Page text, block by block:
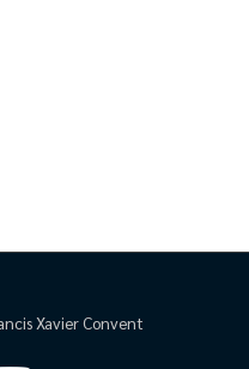
Xavier Convent